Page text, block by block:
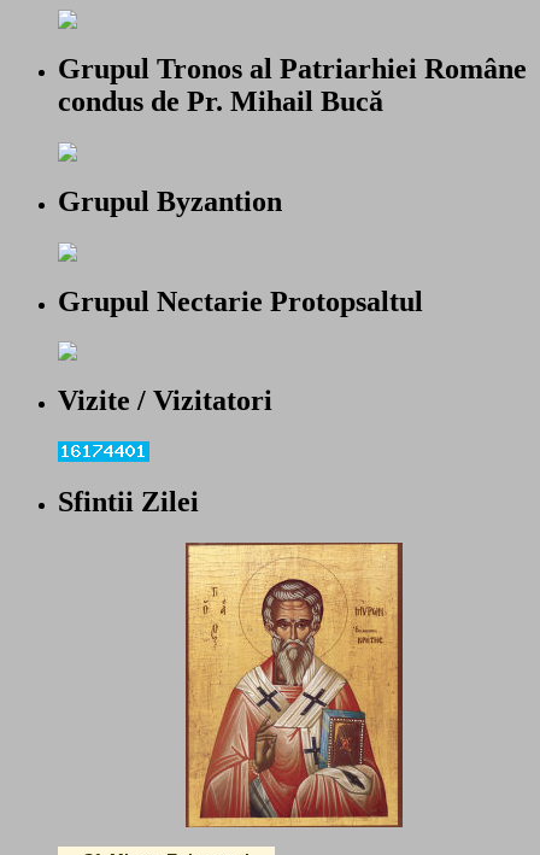
Grupul Tronos al Patriarhiei Române
condus de Pr. Mihail Bucă
Grupul Byzantion
Grupul Nectarie Protopsaltul
Vizite / Vizitatori
Sfintii Zilei